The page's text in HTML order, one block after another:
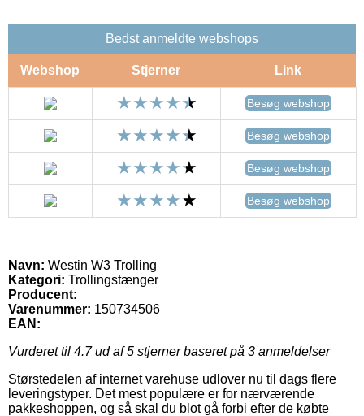
Bedst anmeldte webshops
Webshop Stjerner Link
Besøg webshop
Besøg webshop
Besøg webshop
Besøg webshop
Navn: Westin W3 Trolling
Kategori: Trollingstænger
Producent:
Varenummer: 150734506
EAN:
Vurderet til 4.7ud af 5 stjerner baseret på 3 anmeldelser
Størstedelen af internet varehuse udlover nu til dags flere
leveringstyper. Det mest populære er for nærværende
pakkeshoppen, og så skal du blot gå forbi efter de købte